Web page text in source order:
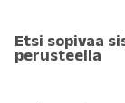
Etsi sopivaa
perusteella